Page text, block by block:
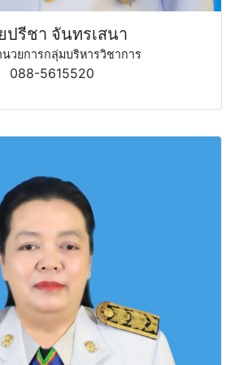
ปรีชา จันทรเสนา
นวยการกลุ่มบริหารวิชาการ
088-5615520